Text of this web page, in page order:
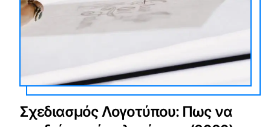
Σχεδιασμός Λογοτύπου: Πως να